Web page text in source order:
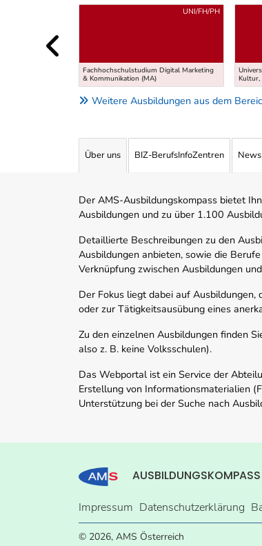
Uber weitere Ausbildungsvorschläge
Fachhochschulstudium Digital Marketing
& Kommunikation (MA)
UNI/FH/PH
Kultur,
Weitere Ausbildungen aus dem
Über uns BIZ-BerufsInfoZentren News
Der AMS-Ausbildungskompass bietet
Ausbildungen und zu über 1.100
Detaillierte Beschreibungen zu den
Ausbildungen anbieten, sowie die
Verknüpfung zwischen Ausbildungen
Der Fokus liegt dabei auf
oder zur Tätigkeitsausübung eines
Zu den einzelnen Ausbildungen finden
also z. B. keine Volksschulen).
Das Webportal ist ein Service der
Erstellung von Informationsmaterialien
Unterstützung bei der Suche nach
AUSBILDUNGSKOMPASS
Impressum Datenschutzerklärung
© 2026, AMS Österreich